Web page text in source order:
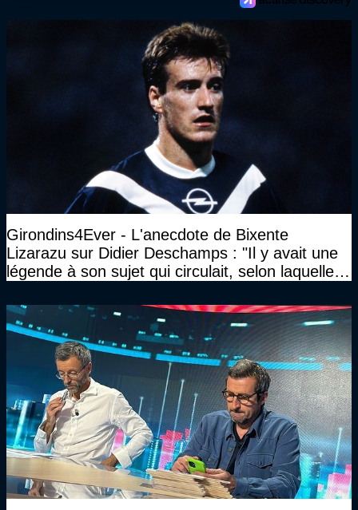
Girondins4Ever - L'anecdote de Bixente
Lizarazu sur Didier Deschamps : "Il y avait une
légende à son sujet qui circulait, selon laquelle il